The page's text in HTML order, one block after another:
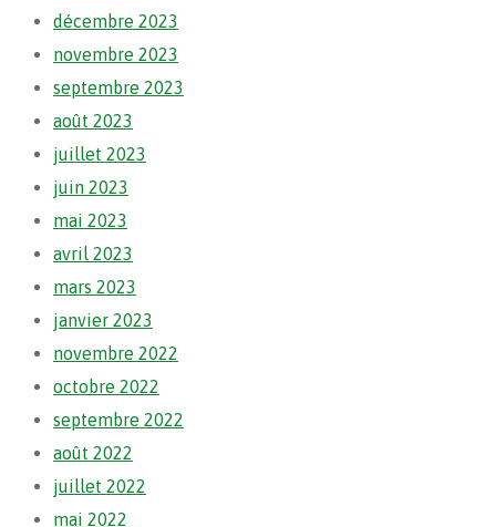
décembre 2023
novembre 2023
septembre 2023
août 2023
juillet 2023
juin 2023
mai 2023
avril 2023
mars 2023
janvier 2023
novembre 2022
octobre 2022
septembre 2022
août 2022
juillet 2022
mai 2022